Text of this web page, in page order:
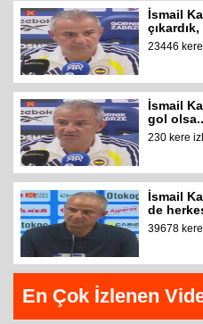
İsmail
23446
İsmail
gol
230 kere
İsmail
de
39678
En Çok İzlenen